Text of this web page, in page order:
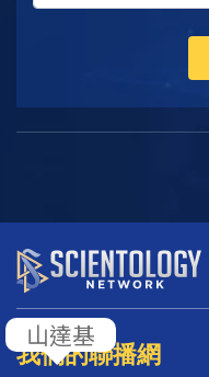
我們的聯播網
山達基